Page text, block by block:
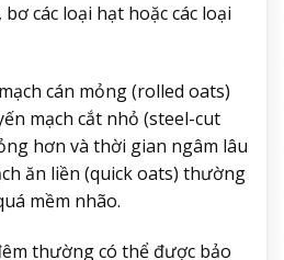
các loại hạt hoặc các loại
cán mỏng (rolled oats)
mạch cắt nhỏ (steel-cut
hơn và thời gian ngâm lâu
ăn liền (quick oats) thường
mềm nhão.
thường có thể được bảo